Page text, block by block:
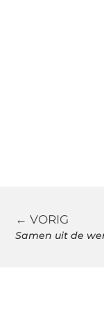
← VORIG
Samen uit de